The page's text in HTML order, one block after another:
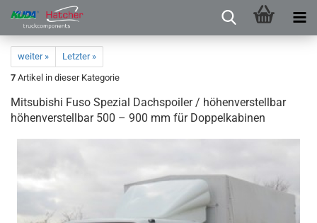
weiter »
Letzter »
7 Artikel in dieser Kategorie
Mitsubishi Fuso Spezial Dachspoiler / höhenverstellbar
höhenverstellbar 500 – 900 mm für Doppelkabinen